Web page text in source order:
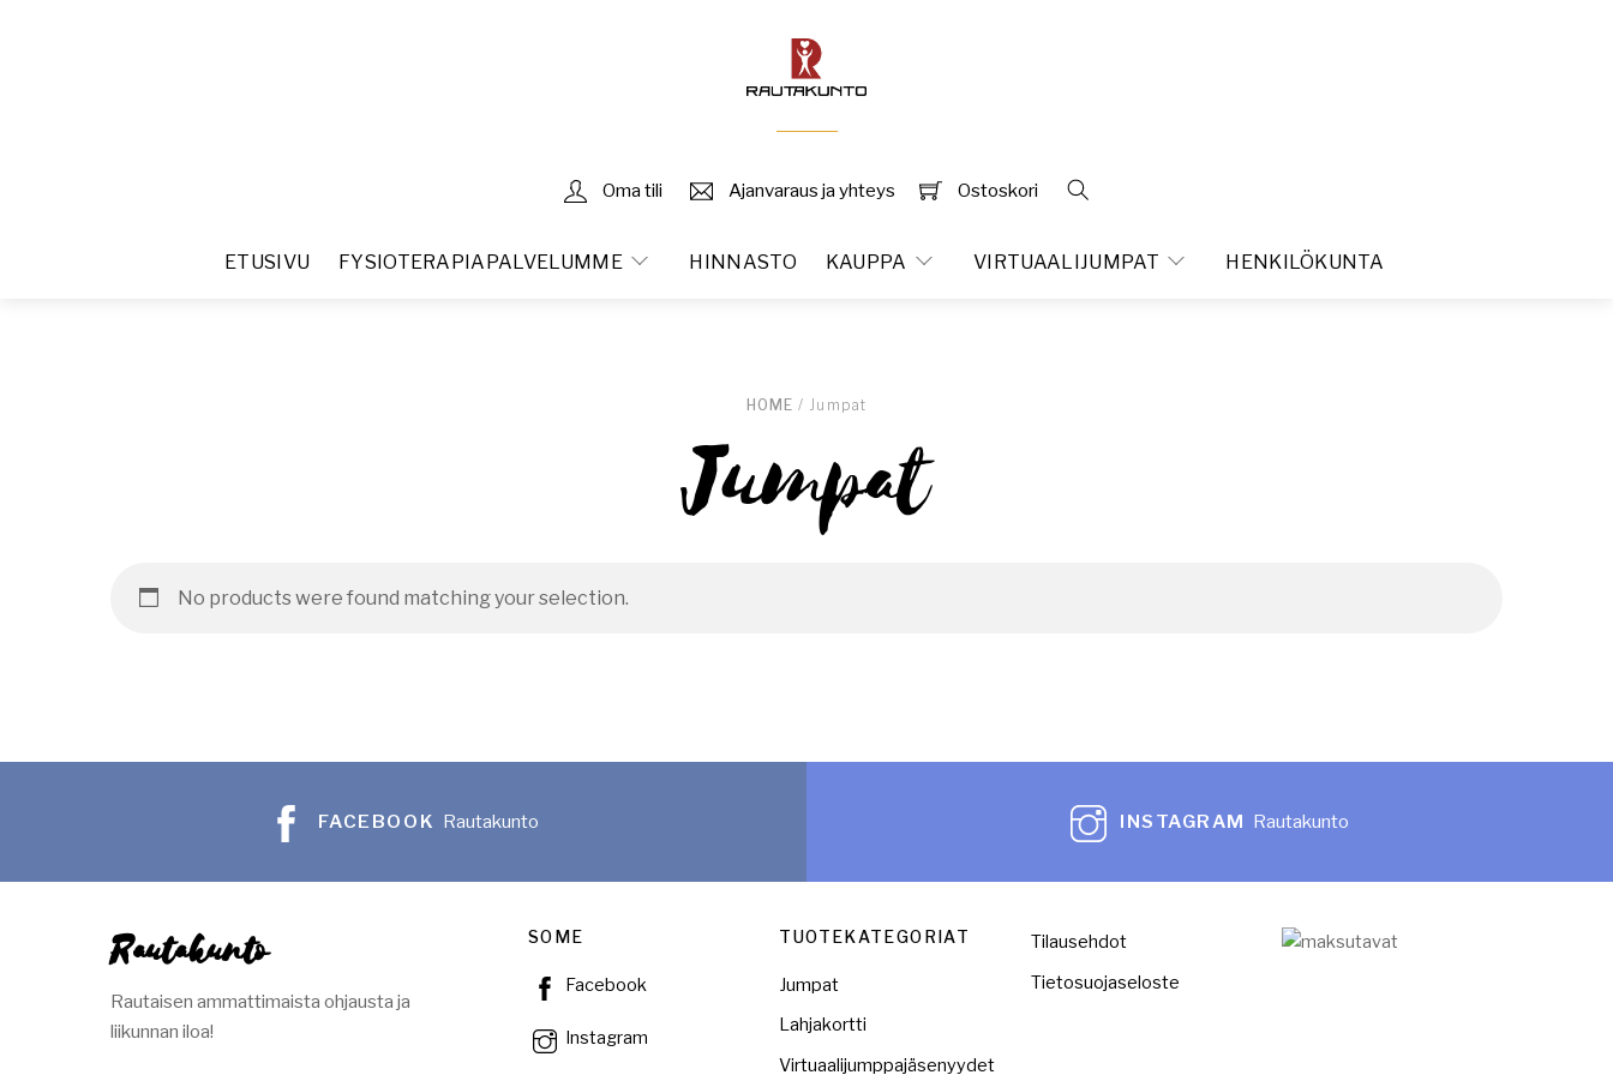
Oma tili Ajanvaraus ja yhteys Ostoskori
ETUSIVU FYSIOTERAPIAPALVELUMME HINNASTO KAUPPA VIRTUAALIJUMPAT HENKILÖKUNTA
HOME / Jumpat
Jumpat
No products were found matching your selection.
FACEBOOK Rautakunto INSTAGRAM Rautakunto
Rautakunto
Rautaisen ammattimaista ohjausta ja
liikunnan iloa!
SOME
Facebook
Instagram
TUOTEKATEGORIAT
Jumpat
Lahjakortti
Virtuaalijumppajäsenyydet
Tilausehdot
Tietosuojaseloste